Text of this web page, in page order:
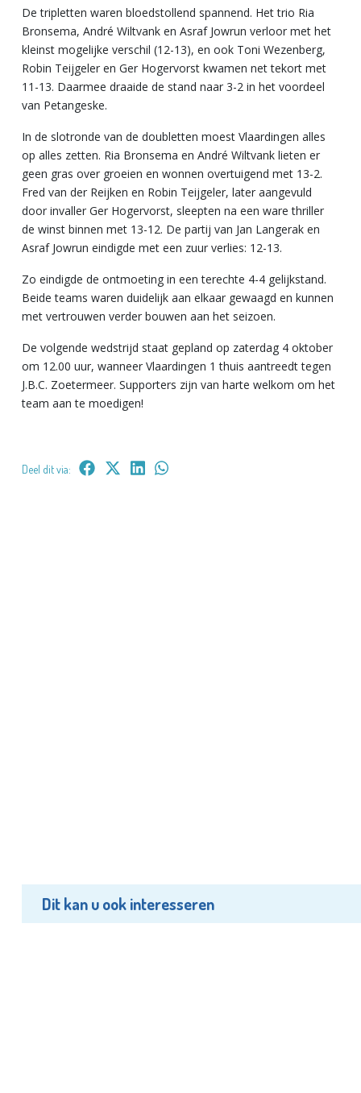
De tripletten waren bloedstollend spannend. Het trio Ria
Bronsema, André Wiltvank en Asraf Jowrun verloor met het
kleinst mogelijke verschil (12-13), en ook Toni Wezenberg,
Robin Teijgeler en Ger Hogervorst kwamen net tekort met
11-13. Daarmee draaide de stand naar 3-2 in het voordeel
van Petangeske.
In de slotronde van de doubletten moest Vlaardingen alles
op alles zetten. Ria Bronsema en André Wiltvank lieten er
geen gras over groeien en wonnen overtuigend met 13-2.
Fred van der Reijken en Robin Teijgeler, later aangevuld
door invaller Ger Hogervorst, sleepten na een ware thriller
de winst binnen met 13-12. De partij van Jan Langerak en
Asraf Jowrun eindigde met een zuur verlies: 12-13.
Zo eindigde de ontmoeting in een terechte 4-4 gelijkstand.
Beide teams waren duidelijk aan elkaar gewaagd en kunnen
met vertrouwen verder bouwen aan het seizoen.
De volgende wedstrijd staat gepland op zaterdag 4 oktober
om 12.00 uur, wanneer Vlaardingen 1 thuis aantreedt tegen
J.B.C. Zoetermeer. Supporters zijn van harte welkom om het
team aan te moedigen!
Deel dit via:
Dit kan u ook interesseren